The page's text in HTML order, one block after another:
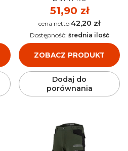
Cena
51,90 zł
Cena 42,20 zł
ZOBACZ PRODUKT
Dostępność: średnia ilość
Dodaj do
porównania